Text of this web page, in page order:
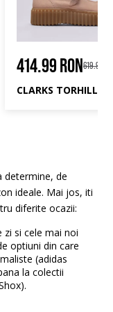
414.99 RON619.99
CLARKS TORHILL
determine, de
ideale. Mai jos, iti
diferite ocazii:
si cele mai noi
optiuni din care
(adidas
la colectii